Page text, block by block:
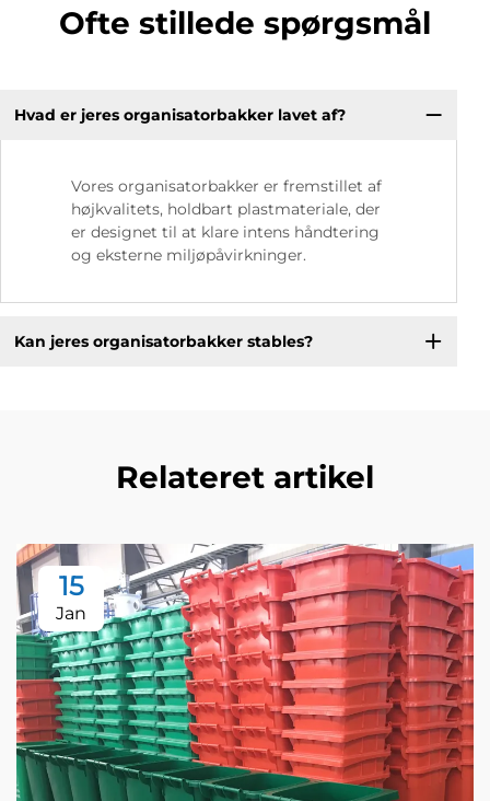
Ofte stillede spørgsmål
Hvad er jeres organisatorbakker lavet af?
Vores organisatorbakker er fremstillet af
højkvalitets, holdbart plastmateriale, der
er designet til at klare intens håndtering
og eksterne miljøpåvirkninger.
Kan jeres organisatorbakker stables?
Relateret artikel
15
Jan